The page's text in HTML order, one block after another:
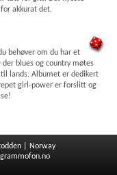
akkurat det.
behøver om du har et
blues og country møtes
lands. Albumet er dedikert
girl-power er forslitt og
| Norway